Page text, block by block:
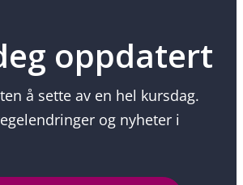
oppdatert
å sette av en hel kursdag.
og nyheter i